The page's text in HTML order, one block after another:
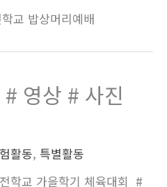
교 밥상머리예배
영상 # 사진
활동, 특별활동
학교 가을학기 체육대회 #